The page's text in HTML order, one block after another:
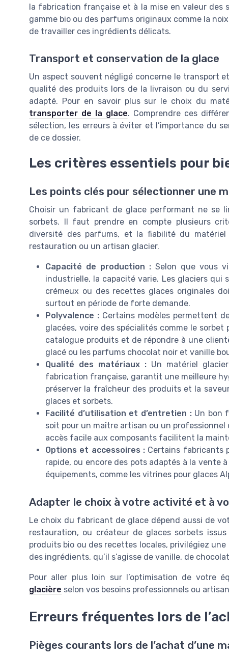
la fabrication française et à la mise en valeur des
gamme bio ou des parfums originaux comme la
de travailler ces ingrédients délicats.
Transport et conservation de la glace
Un aspect souvent négligé concerne le transport
qualité des produits lors de la livraison ou du
adapté. Pour en savoir plus sur le choix du
transporter de la glace. Comprendre ces
sélection, les erreurs à éviter et l’importance du
de ce dossier.
Les critères essentiels pour
Les points clés pour sélectionner une
Choisir un fabricant de glace performant ne se
sorbets. Il faut prendre en compte plusieurs
diversité des parfums, et la fiabilité du
restauration ou un artisan glacier.
Capacité de production : Selon que vous
industrielle, la capacité varie. Les glaciers qui
crémeux ou des recettes glaces originales
surtout en période de forte demande.
Polyvalence : Certains modèles permettent
glacées, voire des spécialités comme le
catalogue produits et de répondre à une
glacé ou les parfums chocolat noir et vanille
Qualité des matériaux : Un matériel
fabrication française, garantit une meilleure
préserver la fraîcheur des produits et la
glaces et sorbets.
Facilité d’utilisation et d’entretien :Un bon
soit pour un maître artisan ou un
accès facile aux composants facilitent la
Options et accessoires : Certains fabricants
rapide, ou encore des pots adaptés à la vente
équipements, comme les vitrines pour glaces
Adapter le choix à votre activité et à
Le choix du fabricant de glace dépend aussi de
restauration, ou créateur de glaces sorbets
produits bio ou des recettes locales, privilégiez
des ingrédients, qu’il s’agisse de vanille, de
Pour aller plus loin sur l’optimisation de votre
glacière selon vos besoins professionnels ou
Erreurs fréquentes lors de
Pièges courants lors de l’achat d’une